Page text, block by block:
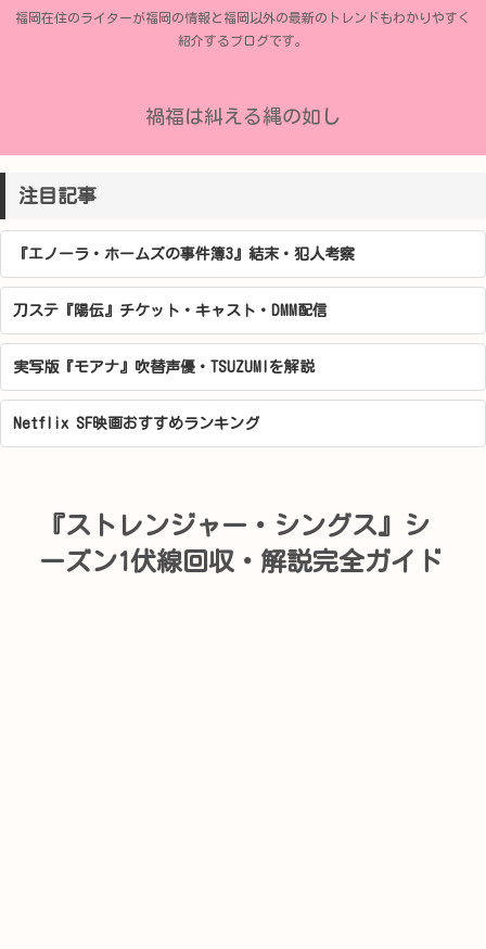
福岡在住のライターが福岡の情報と福岡以外の最新のトレンドもわかりやすく
紹介するブログです。
禍福は糾える縄の如し
注目記事
『エノーラ・ホームズの事件簿3』結末・犯人考察
刀ステ『陽伝』チケット・キャスト・DMM配信
実写版『モアナ』吹替声優・TSUZUMIを解説
Netflix SF映画おすすめランキング
『ストレンジャー・シングス』シ
ーズン1伏線回収・解説完全ガイド